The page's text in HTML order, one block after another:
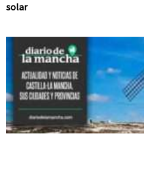
solar